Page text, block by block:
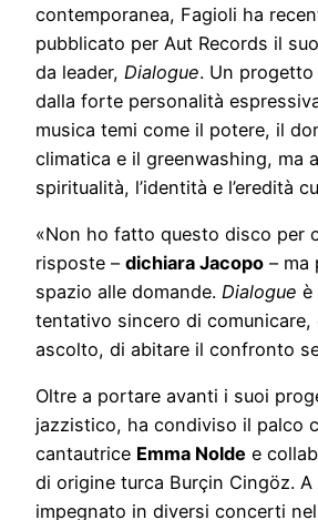
contemporanea, Fagioli ha
pubblicato per Aut Records il
da leader, Dialogue. Un
dalla forte personalità
musica temi come il potere, il
climatica e il greenwashing, ma
spiritualità, l’identità e l’eredità
«Non ho fatto questo disco per
risposte – dichiara Jacopo – ma
spazio alle domande. Dialogue è
tentativo sincero di comunicare,
ascolto, di abitare il confronto
Oltre a portare avanti i suoi
jazzistico, ha condiviso il palco
cantautrice Emma Nolde e
di origine turca Burçin Cingöz. A
impegnato in diversi concerti